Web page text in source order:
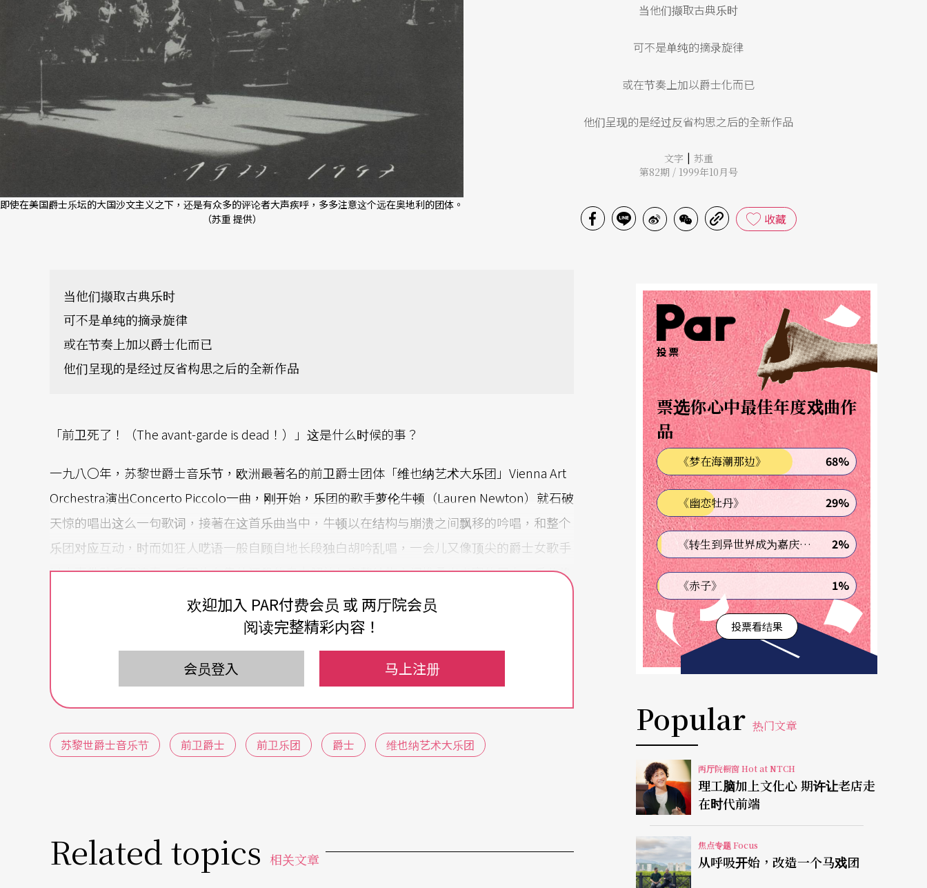
即使在美国爵士乐坛的大国沙文主义之下，还是有众多的评论者大声疾呼，多多注意这个远在奥地利的团体。
（苏重 提供）
当他们撷取古典乐时
可不是单纯的摘录旋律
或在节奏上加以爵士化而已
他们呈现的是经过反省构思之后的全新作品
文字 | 苏重
第82期 / 1999年10月号
收藏
当他们撷取古典乐时
可不是单纯的摘录旋律
或在节奏上加以爵士化而已
他们呈现的是经过反省构思之后的全新作品
「前卫死了！（The avant-garde is dead！）」这是什么时候的事？
一九八〇年，苏黎世爵士音乐节，欧洲最著名的前卫爵士团体「维也纳艺术大乐团」Vienna Art
Orchestra演出Concerto Piccolo一曲，刚开始，乐团的歌手萝伦牛顿（Lauren Newton）就石破
天惊的唱出这么一句歌词，接著在这首乐曲当中，牛顿以在结构与崩溃之间飘移的吟唱，和整个
乐团对应互动，时而如狂人呓语一般自顾自地长段独白胡吟乱唱，一会儿又像顶尖的爵士女歌手
以人声带动乐团演奏，乐团也在集体狂飙的自由解放与完整结构之间堆叠出丰富的层次。乐曲将
近尾声，牛顿在乐声静止之际高呼：「传统已经死了！（Tradition is dead！）」观众大为赞
赏，纷纷鼓掌欢呼，就在掌声吿终，台下以为本曲终结的时候，牛顿略带悲愤的再次大喊「前卫
死了！」，继续和乐团狂飙一段，才结束了这一曲。
要问维也纳艺术大乐团为什么觉得前卫已死，可能得求教于他们的团长，也是主要的编曲／作曲
者、钢琴家马席斯鲁格（Mathias Ruegg）。在一九七〇年代晚期，所谓组织爵士乐团云云，本
来只是鲁格生活中的一个偶发事件，根据鲁格的描述，他以一名钢琴家的姿态在维也纳演奏爵士
乐：「一个人弹钢琴实在蛮无聊的，我就找了萨克斯风手沃夫冈普契尼（Wolfgang Puschnig）
团命名为「维也纳艺术大乐团」，鲁格说：「艺术，也许是其中最讽刺的字眼。」
欢迎加入 PAR付费会员 或 两厅院会员
阅读完整精彩内容！
会员登入 马上注册
苏黎世爵士音乐节 前卫爵士 前卫乐团 爵士 维也纳艺术大乐团
Related topics 相关文章
投票
票选你心中最佳年度戏曲作
品
《梦在海潮那边》 68%
《幽恋牡丹》 29%
《转生到异世界成为嘉庆君—发现我的祖先是诈骗集团!?》 2%
《赤子》 1%
投票看结果
Popular 热门文章
两厅院橱窗 Hot at NTCH
理工脑加上文化心 期许让老店走
在时代前端
焦点专题 Focus
从呼吸开始，改造一个马戏团